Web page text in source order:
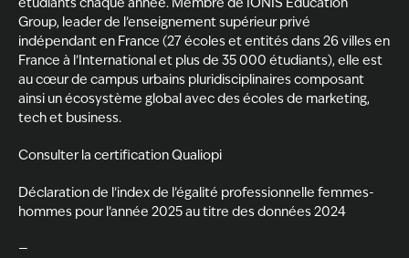
Group, leader de l’enseignement supérieur privé
indépendant en France (27 écoles et entités dans 26 villes en
France à l’International et plus de 35 000 étudiants), elle est
au cœur de campus urbains pluridisciplinaires composant
ainsi un écosystème global avec des écoles de marketing,
tech et business.
Consulter la certification Qualiopi
Déclaration de l’index de l’égalité professionnelle femmes-
hommes pour l’année 2025 au titre des données 2024
—